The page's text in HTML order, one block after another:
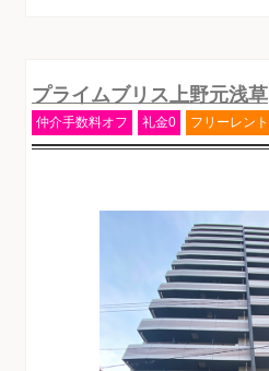
プライムブリス上野元浅草
仲介手数料オフ 礼金0 フリーレント